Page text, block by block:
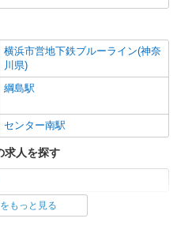
横浜市営地下鉄ブルーライン(神奈
川県)
綱島駅
センター南駅
求人を探す
の求人を探す
もっと見る